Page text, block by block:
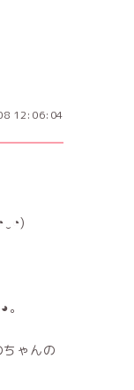
12:06:04
｡
ゃんの